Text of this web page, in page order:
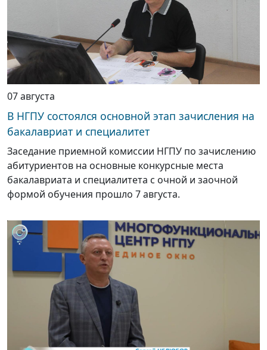
07 августа
В НГПУ состоялся основной этап зачисления на
бакалавриат и специалитет
Заседание приемной комиссии НГПУ по зачислению
абитуриентов на основные конкурсные места
бакалавриата и специалитета с очной и заочной
формой обучения прошло 7 августа.